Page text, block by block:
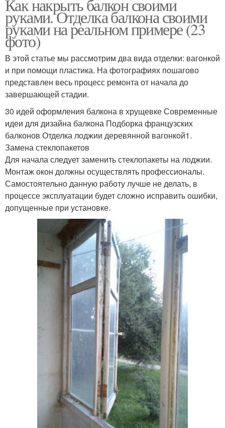
Как накрыть балкон своими
руками. Отделка балкона своими
руками на реальном примере (23
фото)
В этой статье мы рассмотрим два вида отделки: вагонкой
и при помощи пластика. На фотографиях пошагово
представлен весь процесс ремонта от начала до
завершающей стадии.
30 идей оформления балкона в хрущевке Современные
идеи для дизайна балкона Подборка французских
балконов Отделка лоджии деревянной вагонкой1.
Замена стеклопакетов
Для начала следует заменить стеклопакеты на лоджии.
Монтаж окон должны осуществлять профессионалы.
Самостоятельно данную работу лучше не делать, в
процессе эксплуатации будет сложно исправить ошибки,
допущенные при установке.